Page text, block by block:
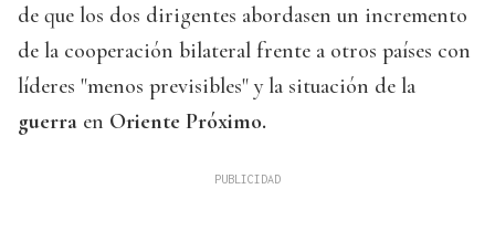
de que los dos dirigentes abordasen un incremento
de la cooperación bilateral frente a otros países con
líderes "menos previsibles" y la situación de la
guerra en Oriente Próximo.